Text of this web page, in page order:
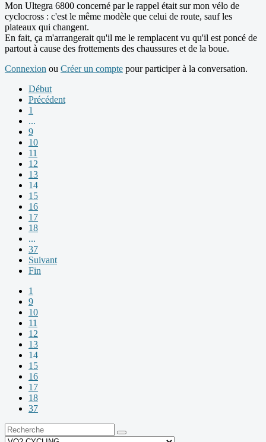
Mon Ultegra 6800 concerné par le rappel était sur mon vélo de
cyclocross : c'est le même modèle que celui de route, sauf les
plateaux qui changent.
En fait, ça m'arrangerait qu'il me le remplacent vu qu'il est poncé de
partout à cause des frottements des chaussures et de la boue.
Connexion ou Créer un compte pour participer à la conversation.
Début
Précédent
1
...
9
10
11
12
13
14
15
16
17
18
...
37
Suivant
Fin
1
9
10
11
12
13
14
15
16
17
18
37